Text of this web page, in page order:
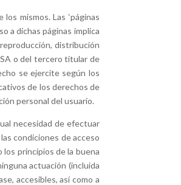
mismos. Las ‘páginas
a dichas páginas implica
distribución
o del tercero titular de
se ejercite según los
de los derechos de
personal del usuario.
necesidad de efectuar
condiciones de acceso
los principios de la buena
actuación (incluida
accesibles, así como a